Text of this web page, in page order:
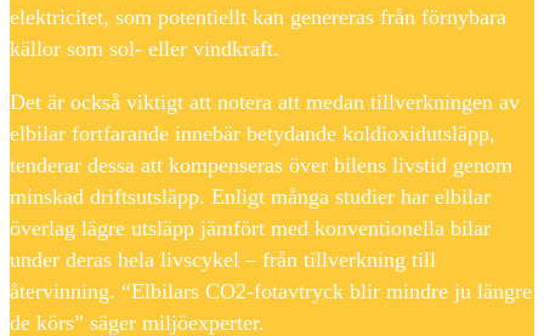
elektricitet, som potentiellt kan genereras från förnybara
källor som sol- eller vindkraft.
Det är också viktigt att notera att medan tillverkningen av
elbilar fortfarande innebär betydande koldioxidutsläpp,
tenderar dessa att kompenseras över bilens livstid genom
minskad driftsutsläpp. Enligt många studier har elbilar
överlag lägre utsläpp jämfört med konventionella bilar
under deras hela livscykel – från tillverkning till
återvinning. “Elbilars CO2-fotavtryck blir mindre ju längre
de körs” säger miljöexperter.